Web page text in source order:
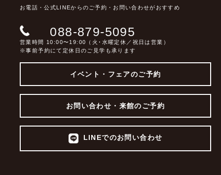
お電話・公式LINEからのご予約・お問い合わせがおすすめ
088-879-5095
営業時間 10:00〜19:00（火･水曜定休／祝日は営業）
※事前予約にて定休日のご見学も承ります
イベント・フェアのご予約
お問い合わせ・来館のご予約
LINEでのお問い合わせ